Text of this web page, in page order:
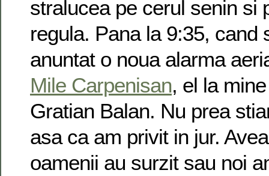
stralucea pe cerul senin si
regula. Pana la 9:35, cand
anuntat o noua alarma
Mile Carpenisan, el la
Gratian Balan. Nu prea
asa ca am privit in jur.
oamenii au surzit sau noi